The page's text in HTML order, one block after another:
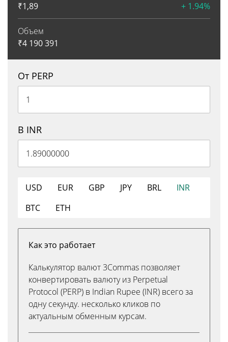
₹1,89 + 1.94%
Объем
₹4 190 391
От PERP
В INR
USD EUR GBP JPY BRL
INR
BTC
ETH
Как это работает
Калькулятор валют 3Commas позволяет
конвертировать валюту из Perpetual
Protocol (PERP) в Indian Rupee (INR) всего за
одну секунду. несколько кликов по
актуальным обменным курсам.